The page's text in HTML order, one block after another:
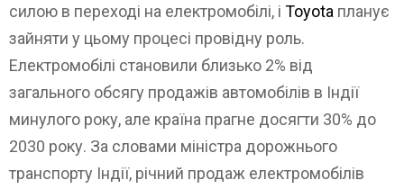
силою в переході на електромобілі, і Toyota планує
зайняти у цьому процесі провідну роль.
Електромобілі становили близько 2% від
загального обсягу продажів автомобілів в Індії
минулого року, але країна прагне досягти 30% до
2030 року. За словами міністра дорожнього
транспорту Індії, річний продаж електромобілів